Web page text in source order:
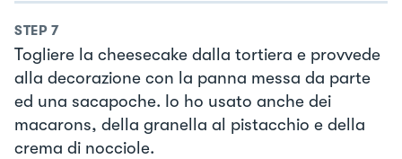
STEP 7
Togliere la cheesecake dalla tortiera e provvede
alla decorazione con la panna messa da parte
ed una sacapoche. Io ho usato anche dei
macarons, della granella al pistacchio e della
crema di nocciole.